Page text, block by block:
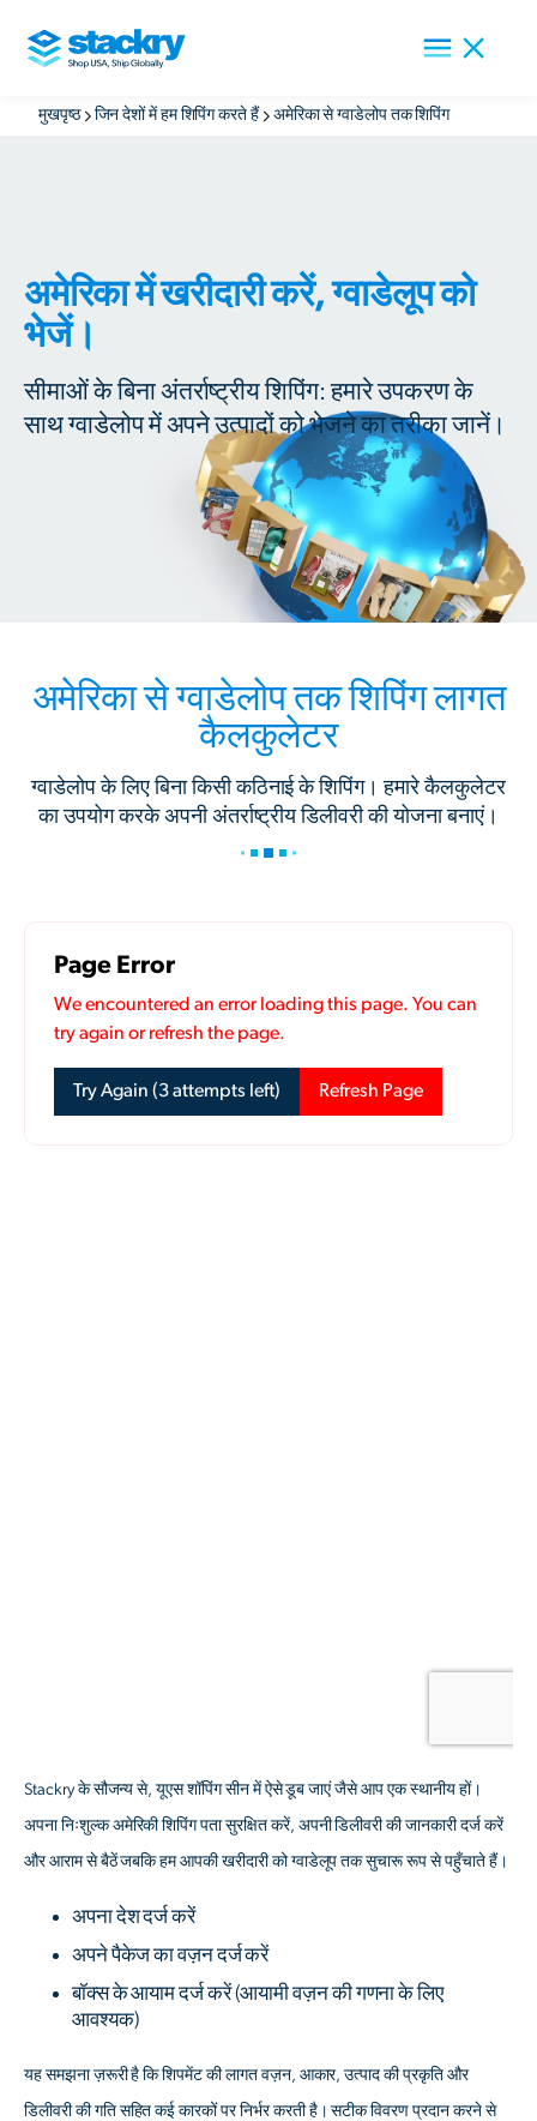
मुखपृष्ठ जिन देशों में हम शिपिंग करते हैं अमेरिका से ग्वाडेलोप तक शिपिंग
अमेरिका में खरीदारी करें, ग्वाडेलूप को
भेजें।
सीमाओं के बिना अंतर्राष्ट्रीय शिपिंग: हमारे उपकरण के
साथ ग्वाडेलोप में अपने उत्पादों को भेजने का तरीका जानें।
अमेरिका से ग्वाडेलोप तक शिपिंग लागत
कैलकुलेटर
ग्वाडेलोप के लिए बिना किसी कठिनाई के शिपिंग। हमारे कैलकुलेटर
का उपयोग करके अपनी अंतर्राष्ट्रीय डिलीवरी की योजना बनाएं।
Stackry के सौजन्य से, यूएस शॉपिंग सीन में ऐसे डूब जाएं जैसे आप एक स्थानीय हों।
अपना निःशुल्क अमेरिकी शिपिंग पता सुरक्षित करें, अपनी डिलीवरी की जानकारी दर्ज करें
और आराम से बैठें जबकि हम आपकी खरीदारी को ग्वाडेलूप तक सुचारू रूप से पहुँचाते हैं।
अपना देश दर्ज करें
अपने पैकेज का वज़न दर्ज करें
बॉक्स के आयाम दर्ज करें(आयामी वज़न की गणना के लिए
आवश्यक)
यह समझना ज़रूरी है कि शिपमेंट की लागत वज़न, आकार, उत्पाद की प्रकृति और
डिलीवरी की गति सहित कई कारकों पर निर्भर करती है। सटीक विवरण प्रदान करने से